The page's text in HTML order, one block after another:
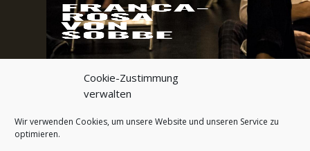
Cookie-Zustimmung
verwalten
Wir verwenden Cookies, um unsere Website und unseren Service zu
optimieren.
FRANCA-
ROSA
VON
SOBBE